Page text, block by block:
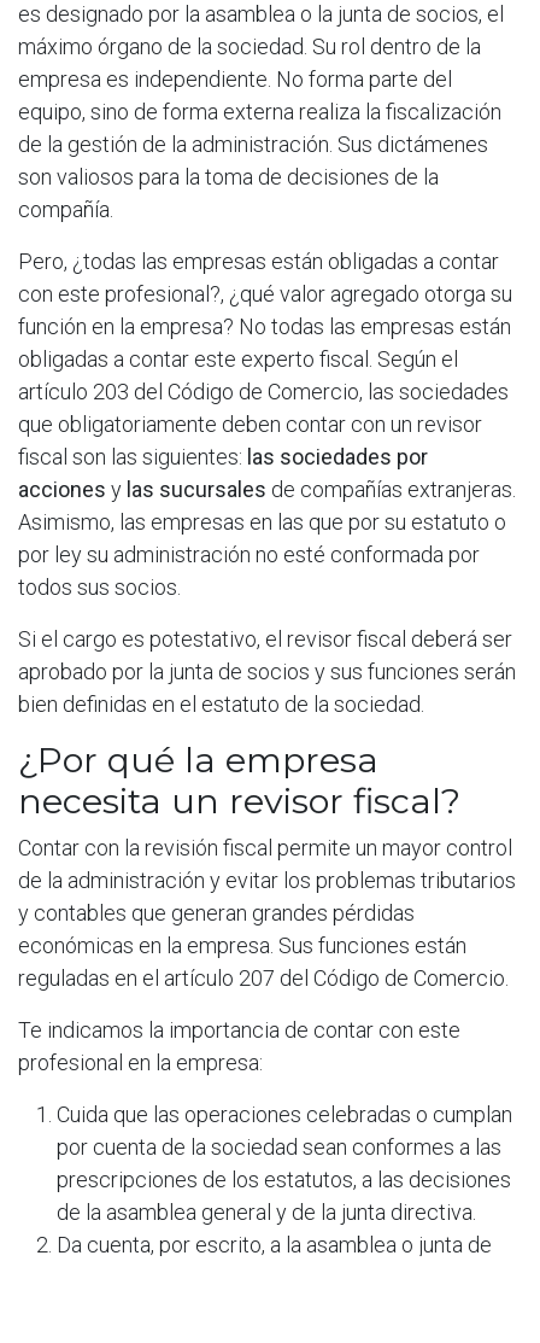
es designado por la asamblea o la junta de socios, el
máximo órgano de la sociedad. Su rol dentro de la
empresa es independiente. No forma parte del
equipo, sino de forma externa realiza la fiscalización
de la gestión de la administración. Sus dictámenes
son valiosos para la toma de decisiones de la
compañía.
Pero, ¿todas las empresas están obligadas a contar
con este profesional?, ¿qué valor agregado otorga su
función en la empresa? No todas las empresas están
obligadas a contar este experto fiscal. Según el
artículo 203 del Código de Comercio, las sociedades
que obligatoriamente deben contar con un revisor
fiscal son las siguientes: las sociedades por
acciones y las sucursales de compañías extranjeras.
Asimismo, las empresas en las que por su estatuto o
por ley su administración no esté conformada por
todos sus socios.
Si el cargo es potestativo, el revisor fiscal deberá ser
aprobado por la junta de socios y sus funciones serán
bien definidas en el estatuto de la sociedad.
¿Por qué la empresa
necesita un revisor fiscal?
Contar con la revisión fiscal permite un mayor control
de la administración y evitar los problemas tributarios
y contables que generan grandes pérdidas
económicas en la empresa. Sus funciones están
reguladas en el artículo 207 del Código de Comercio.
Te indicamos la importancia de contar con este
profesional en la empresa:
Cuida que las operaciones celebradas o cumplan
por cuenta de la sociedad sean conformes a las
prescripciones de los estatutos, a las decisiones
de la asamblea general y de la junta directiva.
Da cuenta, por escrito, a la asamblea o junta de